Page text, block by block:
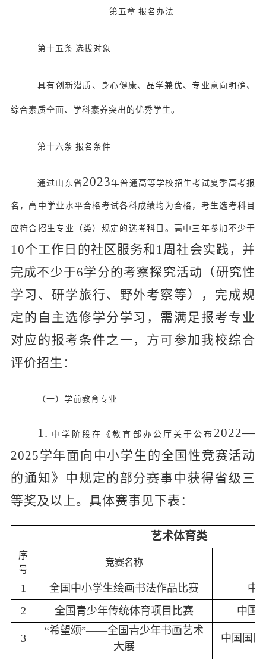
第五章 报名办法
第十五条 选拔对象
具有创新潜质、身心健康、品学兼优、专业意向明确、
综合素质全面、学科素养突出的优秀学生。
第十六条 报名条件
通过山东省 2023年普通高等学校招生考试夏季高考报
名，高中学业水平合格考试各科成绩均为合格，考生选考科目
应符合招生专业（类）规定的选考科目。高中三年参加不少于
10个工作日的社区服务和1周社会实践，并
完成不少于6学分的考察探究活动（研究性
学习、研学旅行、野外考察等），完成规
定的自主选修学分学习，需满足报考专业
对应的报考条件之一，方可参加我校综合
评价招生：
（一）学前教育专业
1. 中学阶段在《教育部办公厅关于公布 2022—
2025学年面向中小学生的全国性竞赛活动
的通知》中规定的部分赛事中获得省级三
等奖及以上。具体赛事见下表：
艺术体育类
序
号
竞赛名称
1 全国中小学生绘画书法作品比赛
中
2
全国青少年传统体育项目比赛 中国
3
“希望颂”——全国青少年书画艺术
大展
中国国